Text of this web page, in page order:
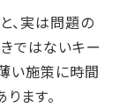
、実は問題の
ではないキー
い施策に時間
ます。